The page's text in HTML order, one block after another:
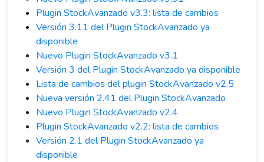
Plugin StockAvanzado v3.3: lista de cambios
Versión 3.11 del Plugin StockAvanzado ya
disponible
Nuevo Plugin StockAvanzado v3.1
Versión 3 del Plugin StockAvanzado ya disponible
Lista de cambios del plugin StockAvanzado v2.5
Nueva versión 2.41 del Plugin StockAvanzado
Nuevo Plugin StockAvanzado v2.4
Plugin StockAvanzado v2.2: lista de cambios
Versión 2.1 del Plugin StockAvanzado ya
disponible